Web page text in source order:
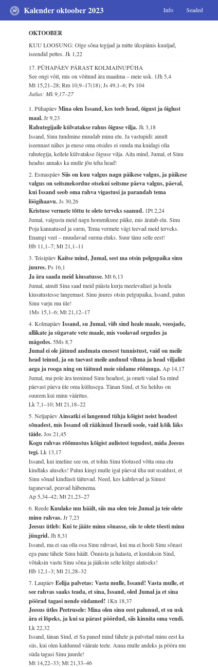
Kalender oktoober 2023 Info Seaded
OKTOOBER
KUU LOOSUNG: Olge sõna tegijad ja mitte ükspäinis kuuljad,
iseendid pettes.Jk 1,22
17. PÜHAPÄEV PÄRAST KOLMAINUPÜHA
See ongi võit, mis on võitnud ära maailma – meie usk. 1Jh 5,4
Mt 15,21–28; Rm 10,9–17(18); Js 49,1–6; Ps 104
Jutlus: Mk 9,17–27
1. PühapäevMina olen Issand, kes teeb head, õigust ja õiglust
maal.Jr 9,23
Rahutegijaile külvatakse rahus õiguse vilja.Jk 3,18
Issand, Sinu tundmine muudab minu elu. Ja vastupidi: ainult
iseennast nähes ja enese oma otsides ei suuda ma kuidagi olla
rahutegija, kellele külvatakse õiguse vilja. Aita mind, Jumal, et Sinu
headus annaks ka mulle jõu teha head!
2. EsmaspäevSiis on kuu valgus nagu päikese valgus, ja päikese
valgus on seitsmekordne otsekui seitsme päeva valgus, päeval,
kui Issand seob oma rahva vigastusi ja parandab tema
löögihaavu.Js 30,26
Kristuse vermete tõttu te olete terveks saanud. 1Pt 2,24
Jumal, valgusta meid nagu hommikune päike, mis äratab elu. Sinu
Poja kannatused ja surm, Tema vermete vägi teevad meid terveks.
Enamgi veel – muudavad surma eluks. Suur tänu selle eest!
Hb 11,1–7; Mt 21,1–11
3. TeisipäevKaitse mind, Jumal, sest ma otsin pelgupaika sinu
juures.Ps 16,1
Ja ära saada meid kiusatusse.Mt 6,13
Jumal, ainult Sina saad meid päästa kurja meelevallast ja hoida
kiusatustesse langemast. Sinu juures otsin pelgupaika, Issand, palun
Sinu varju mu üle!
1Ms 15,1–6; Mt 21,12–17
4. KolmapäevIssand, su Jumal, viib sind heale maale, veeojade,
allikate ja sügavate vete maale, mis voolavad orgudes ja
mägedes.5Ms 8,7
Jumal ei ole jätnud andmata enesest tunnistust, vaid on meile
head teinud, ja on taevast meile andnud vihma ja head viljalist
aega ja rooga ning on täitnud meie südame rõõmuga.Ap 14,17
Jumal, ma pole ära teeninud Sinu headust, ja ometi valad Sa mind
päevast päeva üle oma küllusega. Tänan Sind, et Su heldus on
suurem kui minu vääritus.
Lk 7,1–10; Mt 21,18–22
5. Neljapäev Ainsatki ei langenud tühja kõigist neist headest
sõnadest, mis Issand oli rääkinud Iisraeli soole, vaid kõik läks
täide.Jos 21,45
Kogu rahvas rõõmustus kõigist aulistest tegudest, mida Jeesus
tegi.Lk 13,17
Issand, kui imeline see on, et tohin Sinu tõotused võtta oma elu
kindlaks aluseks! Palun kingi mulle igal päeval üha uut usaldust, et
Sinu sõnad kindlasti täituvad. Need, kes kahtlevad ja Sinust
taganevad, peavad häbenema.
Ap 5,34–42; Mt 21,23–27
6. ReedeKuulake mu häält, siis ma olen teie Jumal ja teie olete
minu rahvas.Jr 7,23
Jeesus ütleb: Kui te jääte minu sõnasse, siis te olete tõesti minu
jüngrid.Jh 8,31
Issand, ma ei saa olla osa Sinu rahvast, kui ma ei hooli Sinu sõnast
ega pane tähele Sinu häält. Õnnista ja halasta, et kuulaksin Sind,
võtaksin vastu Sinu sõna ja jääksin selle külge alatiseks!
Hb 12,1–3; Mt 21,28–32
7. LaupäevEelija palvetas: Vasta mulle, Issand! Vasta mulle, et
see rahvas saaks teada, et sina, Issand, oled Jumal ja et sina
pöörad tagasi nende südamed! 1Kn 18,37
Jeesus ütles Peetrusele: Mina olen sinu eest palunud, et su usk
ära ei lõpeks, ja kui sa pärast pöördud, siis kinnita oma vendi.
Lk 22,32
Issand, tänan Sind, et Sa paned mind tähele ja palvetad minu eest ka
siis, kui olen kaldunud väärale teele. Anna mulle andeks ja pööra mu
süda tagasi Sinu juurde!
Mt 14,22–33; Mt 21,33–46